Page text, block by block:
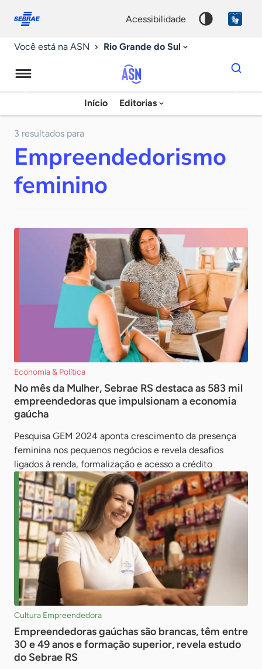
conosco
acessibilidade
Você está na ASN Rio Grande do Sul
Agência
Sebrae
Notícias
Início Editorias
Dados
para
chave
3 resultados para
Empreendedorismo
feminino
Economia & Política
No mês da Mulher, Sebrae RS destaca as 583 mil
empreendedoras que impulsionam a economia
gaúcha
Pesquisa GEM 2024 aponta crescimento da presença
feminina nos pequenos negócios e revela desafios
ligados à renda, formalização e acesso a crédito
Cultura Empreendedora
Empreendedoras gaúchas são brancas, têm entre
30 e 49 anos e formação superior, revela estudo
do Sebrae RS